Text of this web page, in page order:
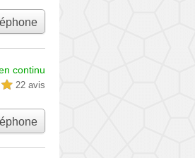
continu
5 22 avis